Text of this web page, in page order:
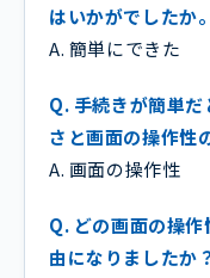
はいかがでしたか。
A. 簡単にできた
Q. 手続きが簡単
さと画面の操作性
A. 画面の操作性
Q. どの画面の操
由になりましたか